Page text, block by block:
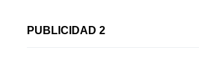
PUBLICIDAD 2